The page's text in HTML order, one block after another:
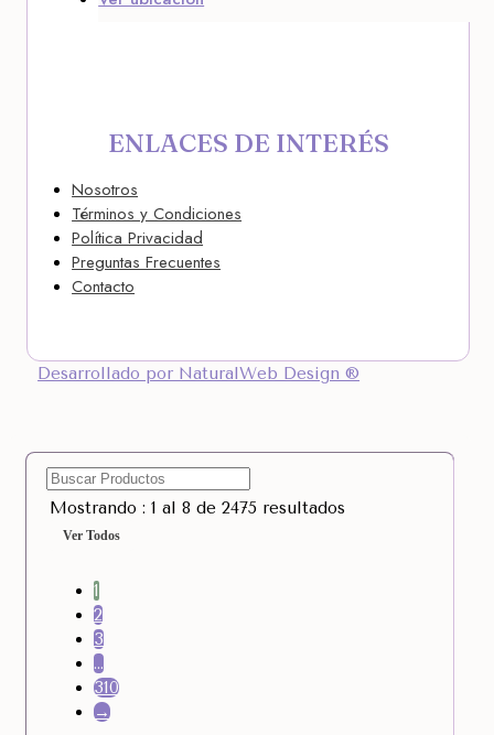
ENLACES DE INTERÉS
Nosotros
Términos y Condiciones
Política Privacidad
Preguntas Frecuentes
Contacto
Desarrollado por NaturalWeb Design ®
Mostrando : 1 al 8 de 2475 resultados
Ver Todos
1
2
3
…
310
→